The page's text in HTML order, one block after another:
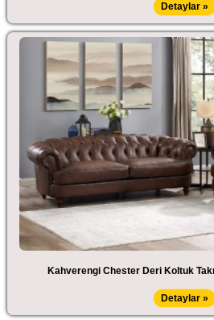
Detaylar »
Kahverengi Chester Deri Koltuk
Detaylar »